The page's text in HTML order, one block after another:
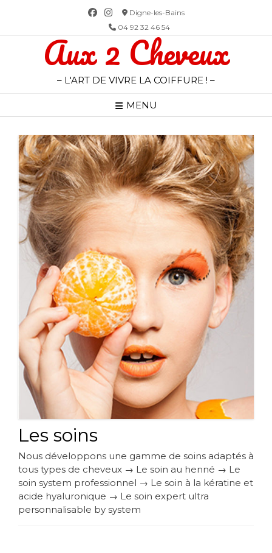
Digne-les-Bains
04 92 32 46 54
Aux 2 Cheveux
– L'ART DE VIVRE LA COIFFURE ! –
MENU
Les soins
Nous développons une gamme de soins adaptés à
tous types de cheveux → Le soin au henné → Le
soin system professionnel → Le soin à la kératine et
acide hyaluronique → Le soin expert ultra
personnalisable by system